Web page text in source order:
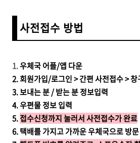
사전접수 방법
1.우체국 어플/앱 다운
2. 회원가입/로그인 > 간편 사전접수 > 창
3. 보내는 분 /받는 분 정보입력
4.우편물 정보 입력
5.접수신청까지 눌러서 사전접수가 완료
6. 택배를 가지고 가까운 우체국으로 방문